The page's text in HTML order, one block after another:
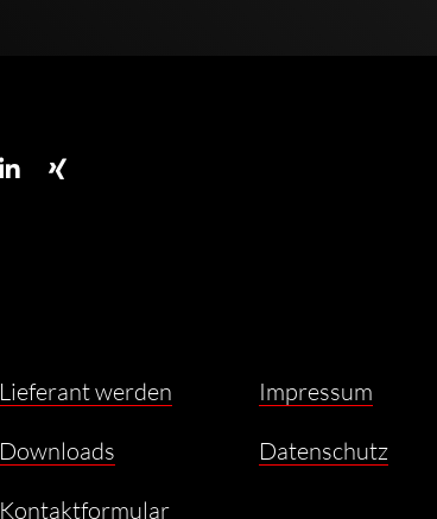
Lieferant werden
Downloads
Kontaktformular
Impressum
Datenschutz